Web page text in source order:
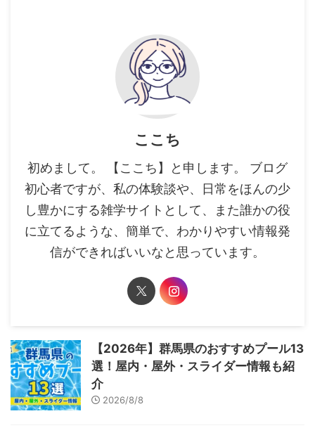
ここち
初めまして。 【ここち】と申します。 ブログ
初心者ですが、私の体験談や、日常をほんの少
し豊かにする雑学サイトとして、また誰かの役
に立てるような、簡単で、わかりやすい情報発
信ができればいいなと思っています。
【2026年】群馬県のおすすめプール13
選！屋内・屋外・スライダー情報も紹
介
2026/8/8